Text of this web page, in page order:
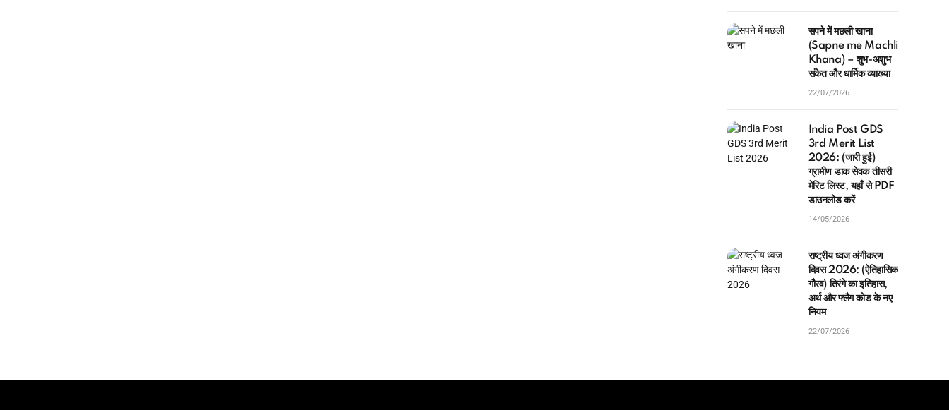
सपने में मछली खाना
(Sapne me Machli
Khana) – शुभ-अशुभ
संकेत और धार्मिक व्याख्या
22/07/2026
India Post GDS
3rd Merit List
2026: (जारी हुई)
ग्रामीण डाक सेवक तीसरी
मेरिट लिस्ट, यहाँ से PDF
डाउनलोड करें
14/05/2026
राष्ट्रीय ध्वज अंगीकरण
दिवस 2026: (ऐतिहासिक
गौरव) तिरंगे का इतिहास,
अर्थ और फ्लैग कोड के नए
नियम
22/07/2026